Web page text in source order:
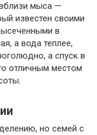
мыса —
известен своими
в
а вода теплее,
а спуск в
отличным местом
но семей с